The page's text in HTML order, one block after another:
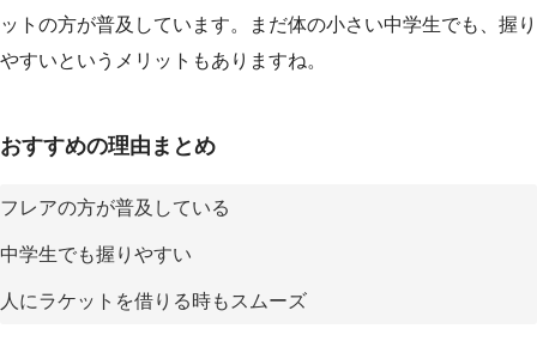
ットの方が普及しています。まだ体の小さい中学生でも、握り
やすいというメリットもありますね。
おすすめの理由まとめ
フレアの方が普及している
中学生でも握りやすい
人にラケットを借りる時もスムーズ